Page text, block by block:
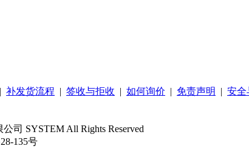
| 补发货流程 | 签收与拒收 | 如何询价 | 免责声明 | 安全
司 SYSTEM All Rights Reserved
135号